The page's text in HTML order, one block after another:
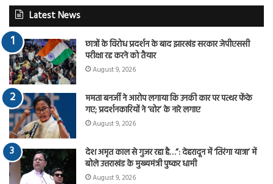
Latest News
छात्रों के विरोध प्रदर्शन के बाद झारखंड सरकार जेपीएससी
परीक्षा रद्द करने को तैयार
August 9, 2026
ममता बनर्जी ने आरोप लगाया कि उनकी कार पर पत्थर फेंके
गए; प्रदर्शनकारियों ने ‘चोर’ के नारे लगाए
August 9, 2026
देश अमृत काल से गुजर रहा है…”: देहरादून में ‘तिरंगा यात्रा’ में
बोले उत्तराखंड के मुख्यमंत्री पुष्कर धामी
August 9, 2026